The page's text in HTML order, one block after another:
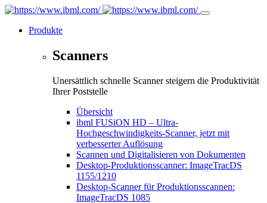
Produkte
Scanners
Unersättlich schnelle Scanner steigern die Produktivität
Ihrer Poststelle
Übersicht
ibml FUSiON HD – Ultra-
Hochgeschwindigkeits-Scanner, jetzt mit
verbesserter Auflösung
Scannen und Digitalisieren von Dokumenten
Desktop-Produktionsscanner: ImageTracDS
1155/1210
Desktop-Scanner für Produktionsscannen:
ImageTracDS 1085